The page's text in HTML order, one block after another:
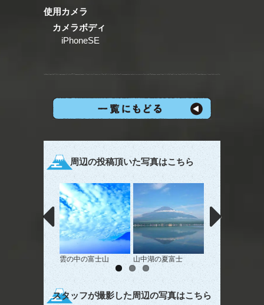
使用カメラ
カメラボディ
iPhoneSE
周辺の投稿頂いた写真はこちら
雲の中の富士山 山中湖の夏富士 水と大地と空の
スタッフが撮影した周辺の写真はこちら